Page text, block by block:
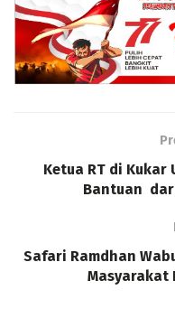
Ketua RT di Kukar
Bantuan
Safari Ramdhan
Masyarakat